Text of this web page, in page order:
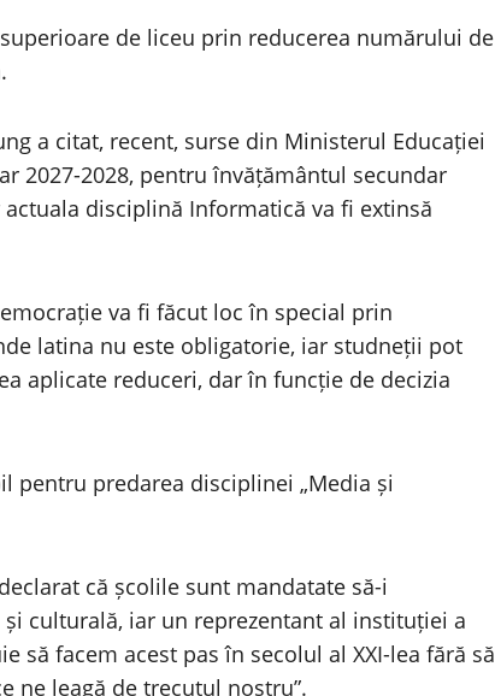
de liceu prin reducerea numărului de
a citat, recent, surse din Ministerul Educației
2027-2028, pentru învățământul secundar
disciplină Informatică va fi extinsă
va fi făcut loc în special prin
latina nu este obligatorie, iar studneții pot
aplicate reduceri, dar în funcție de decizia
pentru predarea disciplinei „Media și
că școlile sunt mandatate să-i
culturală, iar un reprezentant al instituției a
să facem acest pas în secolul al XXI-lea fără să
ne leagă de trecutul nostru”.